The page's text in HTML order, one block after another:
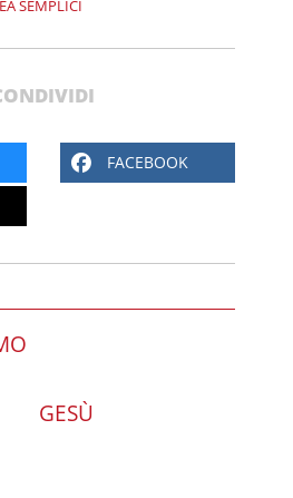
SEMPLICI
FACEBOOK
GESÙ